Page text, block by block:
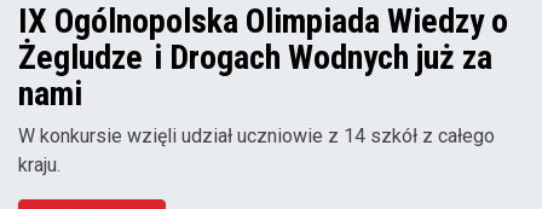
IX Ogólnopolska Olimpiada Wiedzy o
Żegludze i Drogach Wodnych już za
nami
W konkursie wzięli udział uczniowie z 14 szkół z całego
kraju.